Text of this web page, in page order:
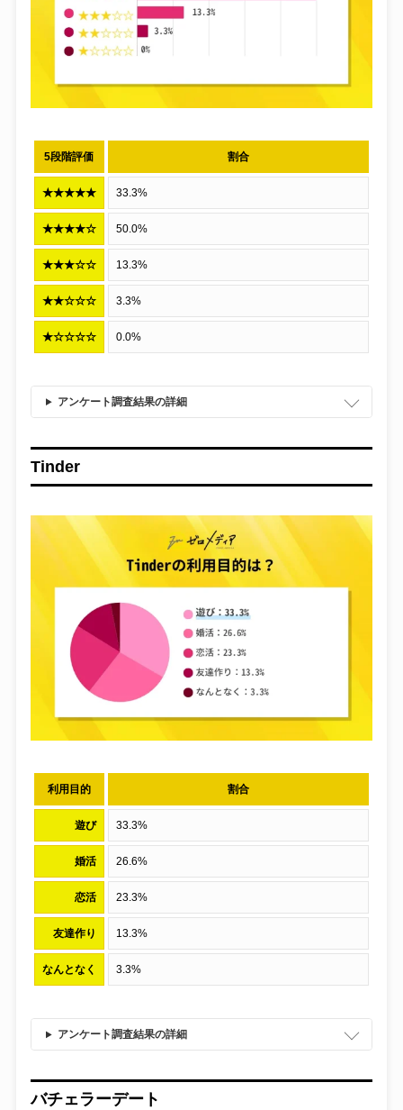
5段階評価 割合
★★★★★ 33.3%
★★★★☆ 50.0%
★★★☆☆ 13.3%
★★☆☆☆ 3.3%
★☆☆☆☆ 0.0%
アンケート調査結果の詳細
Tinder
利用目的 割合
遊び 33.3%
婚活 26.6%
恋活 23.3%
友達作り 13.3%
なんとなく 3.3%
アンケート調査結果の詳細
バチェラーデート